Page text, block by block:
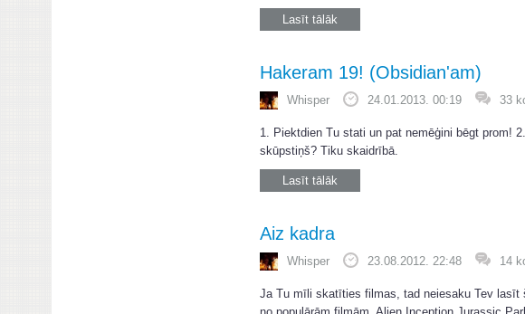
Lasīt tālāk
Hakeram 19! (Obsidian'am)
Whisper 24.01.2013. 00:19 33
1. Piektdien Tu stati un pat nemēģini bēgt prom!
skūpstiņš? Tiku skaidrībā.
Lasīt tālāk
Aiz kadra
Whisper 23.08.2012. 22:48 14
Ja Tu mīli skatīties filmas, tad neiesaku Tev